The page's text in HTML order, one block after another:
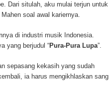
Dari situlah, aku mulai terjun untuk
soal awal kariernya.
di industri musik Indonesia.
yang berjudul “Pura-Pura Lupa”.
sepasang kekasih yang sudah
ia harus mengikhlaskan sang